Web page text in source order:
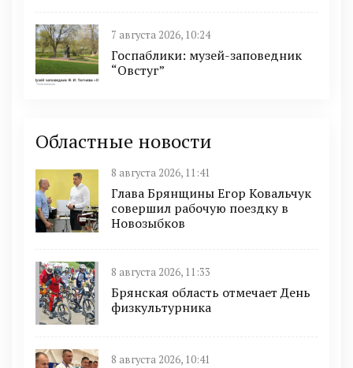
7 августа 2026, 10:24
Госпаблики: музей-заповедник
“Овстуг”
Областные новости
8 августа 2026, 11:41
Глава Брянщины Егор Ковальчук
совершил рабочую поездку в
Новозыбков
8 августа 2026, 11:33
Брянская область отмечает День
физкультурника
8 августа 2026, 10:41